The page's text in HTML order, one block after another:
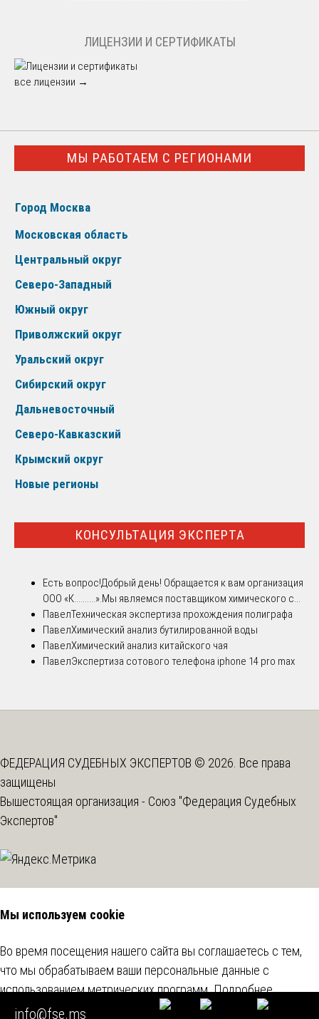
ЛИЦЕНЗИИ И СЕРТИФИКАТЫ
все лицензии →
МЫ РАБОТАЕМ С РЕГИОНАМИ
Город Москва
Московская область
Центральный округ
Северо-Западный
Южный округ
Приволжский округ
Уральский округ
Сибирский округ
Дальневосточный
Северо-Кавказский
Крымский округ
Новые регионы
КОНСУЛЬТАЦИЯ ЭКСПЕРТА
Есть вопрос!Добрый день! Обращается к вам организация
ООО «К..........».Мы являемся поставщиком химического с...
ПавелТехническая экспертиза прохождения полиграфа
ПавелХимический анализ бутилированной воды
ПавелХимический анализ китайского чая
ПавелЭкспертиза сотового телефона iphone 14 pro max
ФЕДЕРАЦИЯ СУДЕБНЫХ ЭКСПЕРТОВ © 2026. Все права
защищены
Вышестоящая организация - Союз "Федерация Судебных
Экспертов"
info@fse.ms
Мы используем cookie
Во время посещения нашего сайта вы соглашаетесь с тем,
что мы обрабатываем ваши персональные данные с
использованием метрических программ.Подробнее